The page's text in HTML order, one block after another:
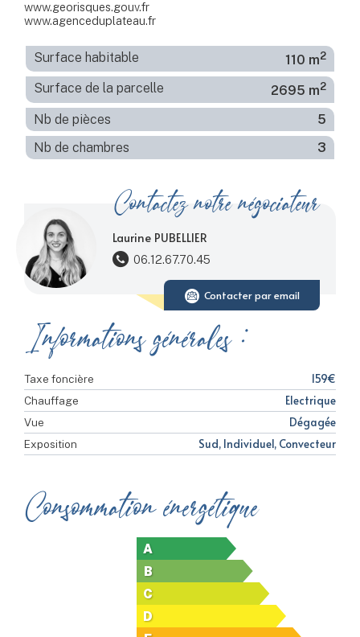
www.georisques.gouv.fr
www.agenceduplateau.fr
Surface habitable 110 m2
Surface de la parcelle 2695 m2
Nb de pièces
5
Nb de chambres
3
Contactez notre négociateur
Laurine PUBELLIER
06.12.67.70.45
Contacter par email
Informations générales :
Taxe foncière 159€
Chauffage Electrique
Vue Dégagée
Exposition Sud, Individuel, Convecteur
Consommation énergétique
A
B
C
D